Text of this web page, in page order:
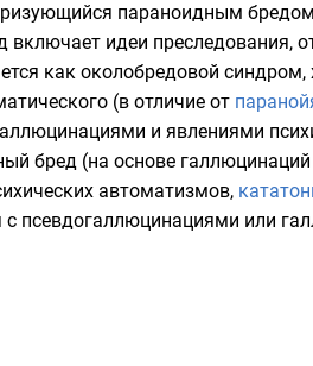
параноидным
включает идеи преследования,
как околобредовой
(в отличие от
и явлениями
бред (на основе
автоматизмов,
псевдогаллюцинациями или